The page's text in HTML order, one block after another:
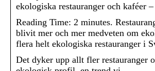
ekologiska restauranger och kaféer
Reading Time: 2 minutes.
blivit mer och mer medveten om
flera helt ekologiska restauranger i
Det dyker upp allt fler restauranger